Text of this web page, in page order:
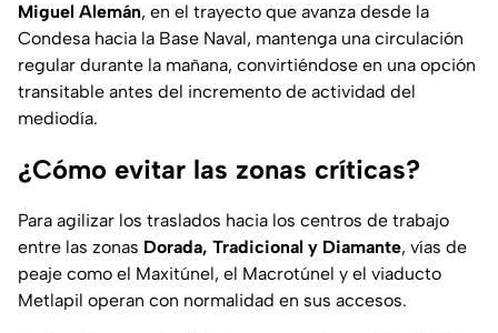
Miguel Alemán, en el trayecto que avanza desde la
Condesa hacia la Base Naval, mantenga una circulación
regular durante la mañana, convirtiéndose en una opción
transitable antes del incremento de actividad del
mediodía.
¿Cómo evitar las zonas críticas?
Para agilizar los traslados hacia los centros de trabajo
entre las zonas Dorada, Tradicional y Diamante, vías de
peaje como el Maxitúnel, el Macrotúnel y el viaducto
Metlapil operan con normalidad en sus accesos.